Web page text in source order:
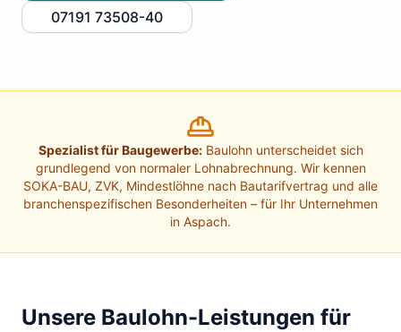
07191 73508-40
Spezialist für Baugewerbe:Baulohn unterscheidet sich
grundlegend von normaler Lohnabrechnung. Wir kennen
SOKA-BAU, ZVK, Mindestlöhne nach Bautarifvertrag und alle
branchenspezifischen Besonderheiten – für Ihr Unternehmen
in Aspach.
Unsere Baulohn-Leistungen für
Lohnabrechnung Esslingen am Neckar
Finanzbuchhaltung Backnang
Finanzbuchhaltung Mannheim
Finanzbuchhaltung Heidelberg
Finanzbuchhaltung Ulm
Baulohnabrechnung Backnang
Baulohnabrechnung Stuttgart
Baulohnabrechnung Heilbronn